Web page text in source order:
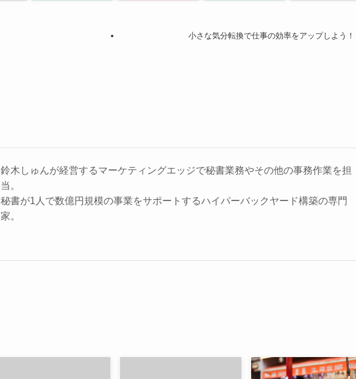
小さな気分転換で仕事の効率をアップしよう！
鈴木しゅんが経営するマーケティングエッジで秘書業務やその他の事務作業を担
当。
秘書が1人で数億円規模の事業をサポートするハイパーバックヤード構築の専門
家。